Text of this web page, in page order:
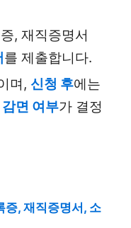
, 재직증명서
를 제출합니다.
며, 신청 후에는
감면 여부가 결정
증, 재직증명서, 소